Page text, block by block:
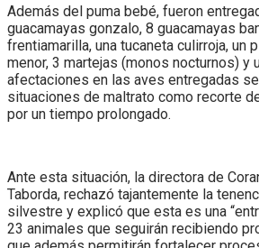
Además del puma bebé, fueron
guacamayas gonzalo, 8 guacamayas
frentiamarilla, una tucaneta culirroja, un
menor, 3 martejas (monos nocturnos) y
afectaciones en las aves entregadas
situaciones de maltrato como recorte
por un tiempo prolongado.
Ante esta situación, la directora de
Taborda, rechazó tajantemente la
silvestre y explicó que esta es una
23 animales que seguirán recibiendo